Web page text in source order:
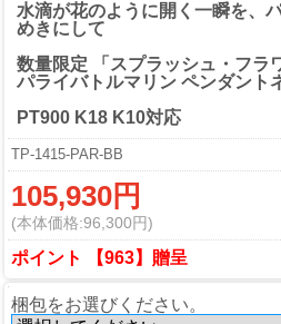
水滴が花のように開く一瞬を、
めきにして
数量限定 「スプラッシュ・フラ
パライバトルマリン ペンダント
PT900 K18 K10対応
TP-1415-PAR-BB
105,930円
(本体価格:96,300円)
ポイント 【963】贈呈
梱包をお選びください。